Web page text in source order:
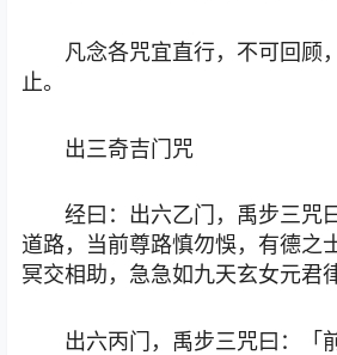
凡念各咒宜直行，不可回顾
止。
出三奇吉门咒
经曰：出六乙门，禹步三咒
道路，当前尊路慎勿悞，有德之
冥交相助，急急如九天玄女元君
出六丙门，禹步三咒曰：「